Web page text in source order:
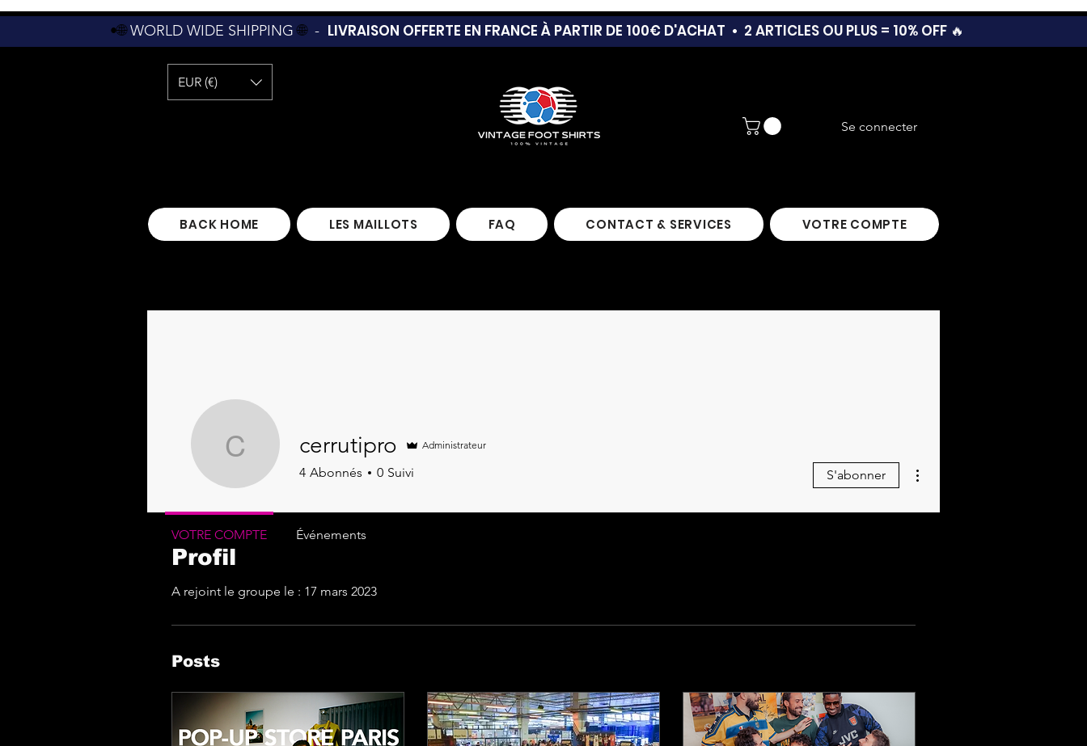
•🌐WORLD WIDE SHIPPING🌐 - LIVRAISON OFFERTE EN FRANCE À PARTIR DE 100€ D'ACHAT • 2 ARTICLES OU PLUS = 10% OFF 🔥
EUR (€)
Se connecter
BACK HOME LES MAILLOTS FAQ CONTACT & SERVICES VOTRE COMPTE
Profil
A rejoint le groupe le : 17 mars 2023
Posts
cerrutipro
cerrutipro Administrateur
4 Abonnés 0 Suivi S'abonner
VOTRE COMPTE Événements